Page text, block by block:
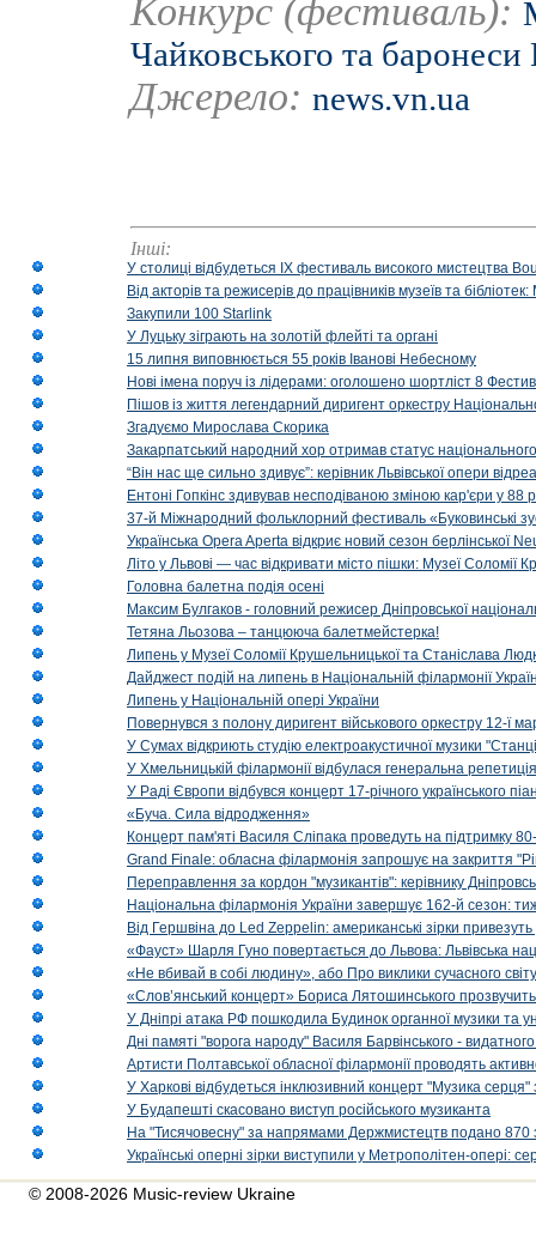
Конкурс (фестиваль):
Чайковського та
Джерело: news.vn.ua
Інші:
У столиці відбудеться IX фестиваль високого мистецтва
Від акторів та режисерів до працівників музеїв та
Закупили 100 Starlink
У Луцьку зіграють на золотій флейті та органі
15 липня виповнюється 55 років Іванові Небесному
Нові імена поруч із лідерами: оголошено шортліст 8
Пішов із життя легендарний диригент оркестру
Згадуємо Мирослава Скорика
Закарпатський народний хор отримав статус національного
“Він нас ще сильно здивує”: керівник Львівської опери
Ентоні Гопкінс здивував несподіваною зміною кар'єри у 88
37-й Міжнародний фольклорний фестиваль «Буковинські
Українська Opera Aperta відкриє новий сезон берлінської
Літо у Львові — час відкривати місто пішки: Музеї Соломії
Головна балетна подія осені
Максим Булгаков - головний режисер Дніпровської
Тетяна Льозова – танцююча балетмейстерка!
Липень у Музеї Соломії Крушельницької та Станіслава
Дайджест подій на липень в Національній філармонії
Липень у Національній опері України
Повернувся з полону диригент військового оркестру 12-ї
У Сумах відкриють студію електроакустичної музики
У Хмельницькій філармонії відбулася генеральна
У Раді Європи відбувся концерт 17-річного українського
«Буча. Сила відродження»
Концерт пам'яті Василя Сліпака проведуть на підтримку
Grand Finale: обласна філармонія запрошує на закриття
Переправлення за кордон "музикантів": керівнику
Національна філармонія України завершує 162-й сезон:
Від Гершвіна до Led Zeppelin: американські зірки
«Фауст» Шарля Гуно повертається до Львова: Львівська
«Не вбивай в собі людину», або Про виклики сучасного світу
«Слов’янський концерт» Бориса Лятошинського
У Дніпрі атака РФ пошкодила Будинок органної музики та
Дні памяті "ворога народу" Василя Барвінського -
Артисти Полтавської обласної філармонії проводять
У Харкові відбудеться інклюзивний концерт "Музика
У Будапешті скасовано виступ російського музиканта
На "Тисячовесну" за напрямами Держмистецтв подано 870
Українські оперні зірки виступили у Метрополітен-опері:
© 2008-2026 Music-review Ukraine